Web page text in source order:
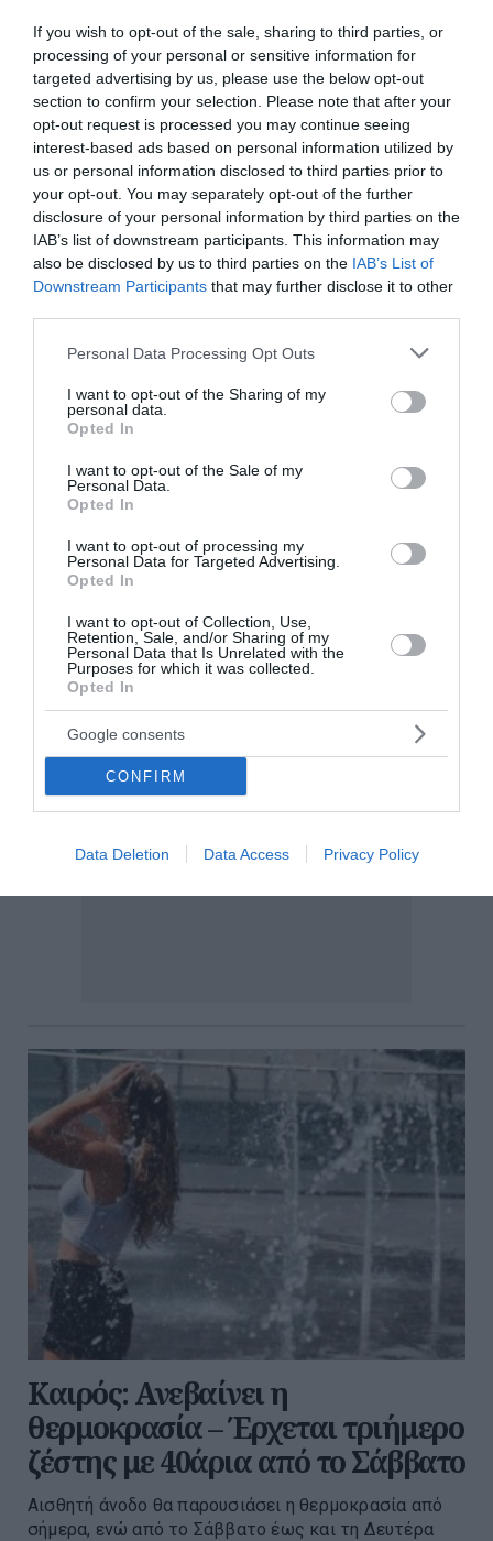
If you wish to opt-out of the sale, sharing to third parties, or
processing of your personal or sensitive information for
targeted advertising by us, please use the below opt-out
section to confirm your selection. Please note that after your
opt-out request is processed you may continue seeing
interest-based ads based on personal information utilized by
us or personal information disclosed to third parties prior to
your opt-out. You may separately opt-out of the further
disclosure of your personal information by third parties on the
IAB’s list of downstream participants. This information may
also be disclosed by us to third parties on the IAB’s List of
Downstream Participants that may further disclose it to other
Please note that this website/app uses one or more Google
not limited to your visit or usage behaviour. You may click to
grant or deny consent to Google and its third-party tags to
use your data for below specified purposes in below Google
consent section.
Personal Data Processing Opt Outs
I want to opt-out of the Sharing of my
personal data.
Opted In
I want to opt-out of the Sale of my
Personal Data.
Opted In
I want to opt-out of processing my
Personal Data for Targeted Advertising.
Opted In
I want to opt-out of Collection, Use,
Retention, Sale, and/or Sharing of my
Personal Data that Is Unrelated with the
Purposes for which it was collected.
Opted In
Google consents
CONFIRM
Data Deletion Data Access Privacy Policy
Στον όγδοο αγνοούμενο Γερμανό
τουρίστα ανήκει η σορός που
βρέθηκε στη Σύμη
Στον όγδοο Γερμανό τουρίστα, τα ίχνη του οποίου
αγνοούνταν από το απόγευμα της Κυριακής, ανήκει
τελικά η σορός που εντοπίστηκε τις πρωινές ώρες
της Τετάρτης, στη θαλάσσια περιοχή δυτικά της
Σύμης, σύμφωνα με το...
23:20 | 05 Αυγούστου 2026 Ελλάδα
Καιρός: Ανεβαίνει η
θερμοκρασία – Έρχεται τριήμερο
ζέστης με 40άρια από το Σάββατο
Αισθητή άνοδο θα παρουσιάσει η θερμοκρασία από
σήμερα, ενώ από το Σάββατο έως και τη Δευτέρα